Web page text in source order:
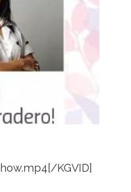
KGVID]